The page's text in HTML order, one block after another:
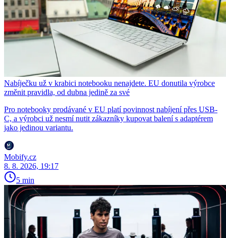
Nabíječku už v krabici notebooku nenajdete. EU donutila výrobce
změnit pravidla, od dubna jedině za své
Pro notebooky prodávané v EU platí povinnost nabíjení přes USB-
C, a výrobci už nesmí nutit zákazníky kupovat balení s adaptérem
jako jedinou variantu.
Mobify.cz
8. 8. 2026, 19:17
5 min